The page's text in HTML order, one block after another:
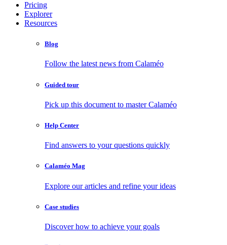
Pricing
Explorer
Resources
Blog
Follow the latest news from Calaméo
Guided tour
Pick up this document to master Calaméo
Help Center
Find answers to your questions quickly
Calaméo Mag
Explore our articles and refine your ideas
Case studies
Discover how to achieve your goals